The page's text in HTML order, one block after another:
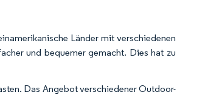
Länder mit verschiedenen
und bequemer gemacht. Dies hat zu
Das Angebot verschiedener Outdoor-